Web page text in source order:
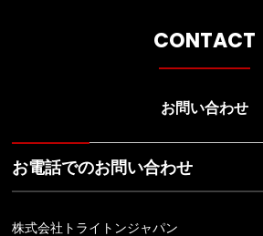
CONTACT
お問い合わせ
お電話でのお問い合わせ
株式会社トライトンジャパン